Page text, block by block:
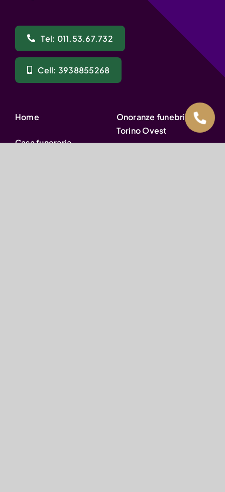
Tel: 011.53.67.732
Cell: 3938855268
Home
Casa funeraria
Onoranze funebri
Torino Ovest